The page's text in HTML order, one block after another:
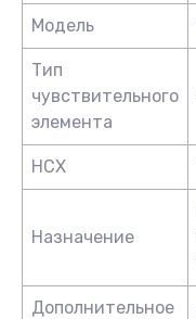
Модель
Тип
чувствительного
элемента
НСХ
Назначение
Дополнительное